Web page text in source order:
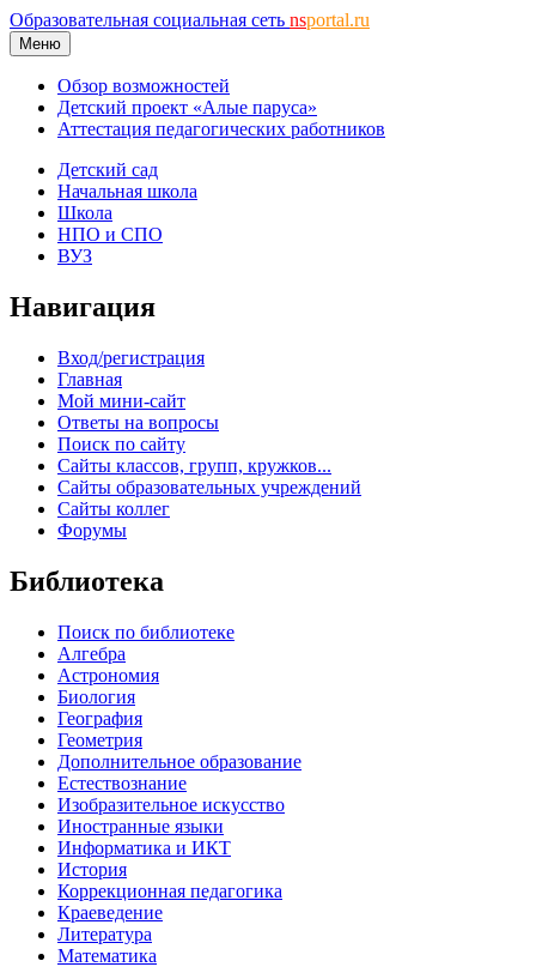
Образовательная социальная сеть nsportal.ru
Меню
Обзор возможностей
Детский проект «Алые паруса»
Аттестация педагогических работников
Детский сад
Начальная школа
Школа
НПО и СПО
ВУЗ
Навигация
Вход/регистрация
Главная
Мой мини-сайт
Ответы на вопросы
Поиск по сайту
Сайты классов, групп, кружков...
Сайты образовательных учреждений
Сайты коллег
Форумы
Библиотека
Поиск по библиотеке
Алгебра
Астрономия
Биология
География
Геометрия
Дополнительное образование
Естествознание
Изобразительное искусство
Иностранные языки
Информатика и ИКТ
История
Коррекционная педагогика
Краеведение
Литература
Математика